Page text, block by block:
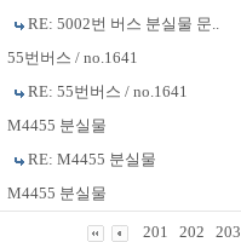
RE: 5002번 버스 분실물 문..
55번버스 / no.1641
RE: 55번버스 / no.1641
M4455 분실물
RE: M4455 분실물
M4455 분실물
201 202 203